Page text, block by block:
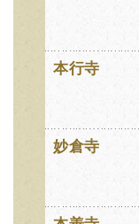
本行寺
妙倉寺